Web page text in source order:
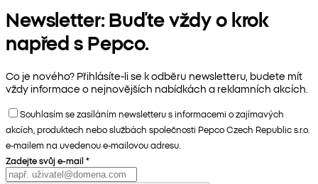
Newsletter: Buďte vždy o krok
napřed s Pepco.
Co je nového? Přihlásíte-li se k odběru newsletteru, budete mít
vždy informace o nejnovějších nabídkách a reklamních akcích.
Souhlasím se zasíláním newsletteru s informacemi o zajímavých
akcích, produktech nebo službách společnosti Pepco Czech Republic s.r.o.
e-mailem na uvedenou e-mailovou adresu.
Zadejte svůj e-mail *